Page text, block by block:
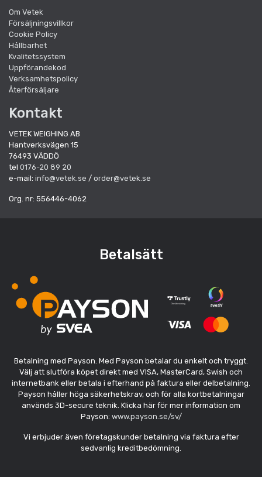
Om Vetek
Försäljningsvillkor
Cookie Policy
Hållbarhet
Kvalitetssystem
Uppförandekod
Verksamhetspolicy
Återförsäljare
Kontakt
VETEK WEIGHING AB
Hantverksvägen 15
76493 VÄDDÖ
tel 0176-20 89 20
e-mail: info@vetek.se / order@vetek.se
Org. nr: 556446-4062
Betalsätt
Betalning med Payson. Med Payson betalar du enkelt och tryggt.
Välj att slutföra köpet direkt med VISA, MasterCard, Swish och
internetbank eller betala i efterhand på faktura eller delbetalning.
Payson håller höga säkerhetskrav, och för alla kortbetalningar
används 3D-secure teknik. Klicka här för mer information om
Payson: www.payson.se/sv/
Vi erbjuder även företagskunder betalning via faktura efter
sedvanlig kreditbedömning.